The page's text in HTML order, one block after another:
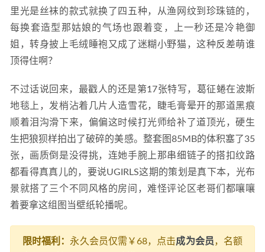
里光是丝袜的款式就换了四五种，从渔网纹到珍珠链的，
每换套造型那姑娘的气场也跟着变，上一秒还是冷艳御
姐，转身披上毛绒睡袍又成了迷糊小野猫，这种反差萌谁
顶得住啊？
不过话说回来，最戳人的还是第17张特写，葛征蜷在波斯
地毯上，发梢沾着几片人造雪花，睫毛膏晕开的那道黑痕
顺着泪沟滑下来，偏偏这时候打光师给补了道顶光，硬生
生把狼狈样拍出了破碎的美感。整套图85MB的体积塞了35
张，画质倒是没得挑，连她手腕上那串细链子的搭扣纹路
都看得真真儿的，要说UGIRLS这期的策划是真下本，光布
景就搭了三个不同风格的房间，难怪评论区老哥们都嚷嚷
着要拿这组图当壁纸轮播呢。
限时福利： 永久会员仅需￥68，点击成为会员，名额